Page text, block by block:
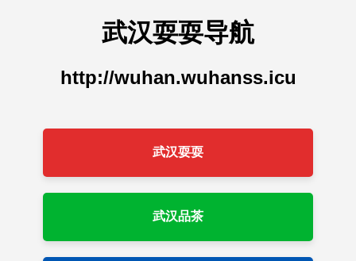
武汉耍耍导航
http://wuhan.wuhanss.icu
武汉耍耍
武汉品茶